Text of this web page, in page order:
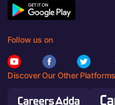
Follow us on
Discover Our Other Platforms